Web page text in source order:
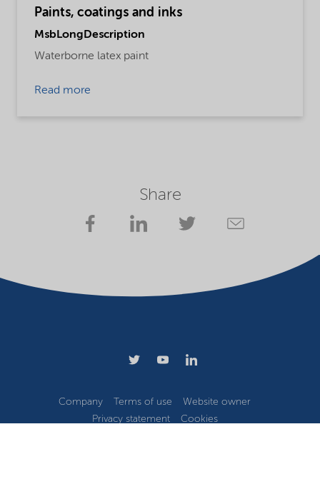
Paints, coatings and inks
MsbLongDescription
Waterborne latex paint
Read more
Share
Company Terms of use
Website owner
Privacy statement
Cookies